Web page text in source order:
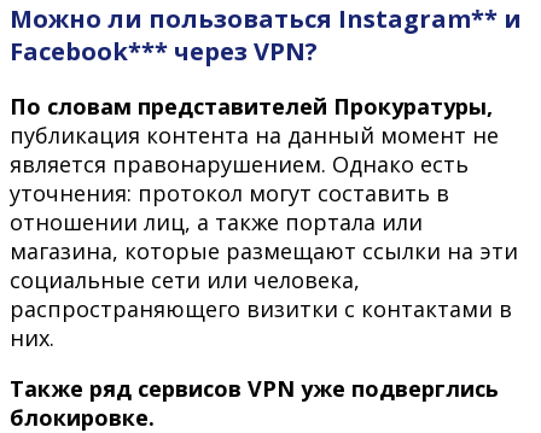
Можно ли пользоваться Instagram** и
Facebook*** через VPN?
По словам представителей Прокуратуры,
публикация контента на данный момент не
является правонарушением. Однако есть
уточнения: протокол могут составить в
отношении лиц, а также портала или
магазина, которые размещают ссылки на эти
социальные сети или человека,
распространяющего визитки с контактами в
них.
Также ряд сервисов VPN уже подверглись
блокировке.